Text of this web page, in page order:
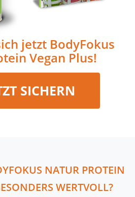
jetzt BodyFokus
Vegan Plus!
SICHERN
NATUR PROTEIN
WERTVOLL?